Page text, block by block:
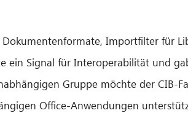
Importfilter für
ein Signal für Interoperabilität und
Gruppe möchte der CIB-
Office-Anwendungen